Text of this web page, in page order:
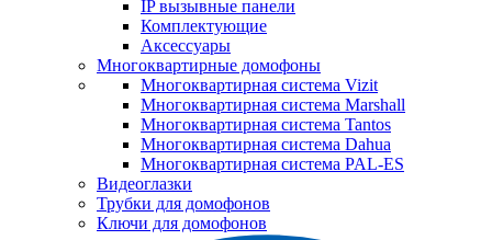
IP вызывные панели
Комплектующие
Аксессуары
Многоквартирные домофоны
Многоквартирная система Vizit
Многоквартирная система Marshall
Многоквартирная система Tantos
Многоквартирная система Dahua
Многоквартирная система PAL-ES
Видеоглазки
Трубки для домофонов
Ключи для домофонов